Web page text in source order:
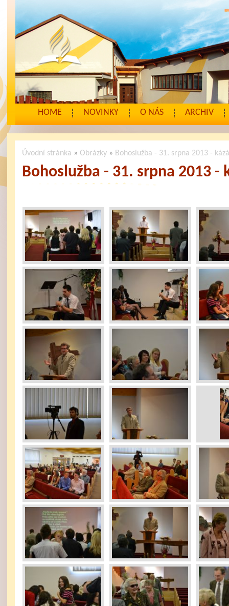
HOME NOVINKY O NÁS ARCHIV
Úvodní stránka » Obrázky » Bohoslužba - 31. srpna 2013 -
Bohoslužba - 31. srpna 2013 -